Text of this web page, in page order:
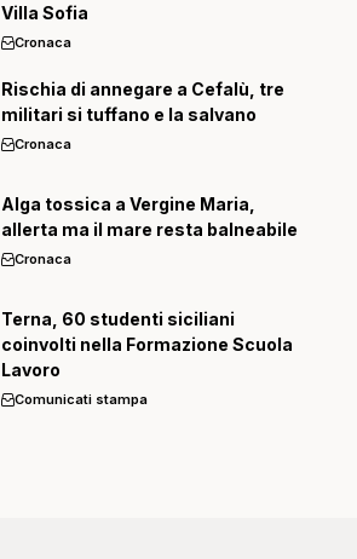
Villa Sofia
Cronaca
Rischia di annegare a Cefalù, tre
militari si tuffano e la salvano
Cronaca
Alga tossica a Vergine Maria,
allerta ma il mare resta balneabile
Cronaca
Terna, 60 studenti siciliani
coinvolti nella Formazione Scuola
Lavoro
Comunicati stampa